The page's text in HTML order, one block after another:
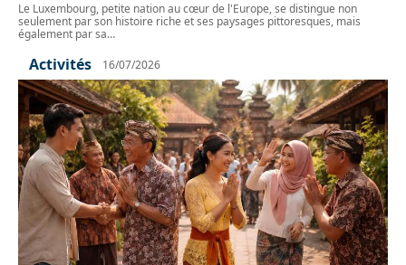
Le Luxembourg, petite nation au cœur de l'Europe, se distingue non
seulement par son histoire riche et ses paysages pittoresques, mais
également par sa…
Activités 16/07/2026